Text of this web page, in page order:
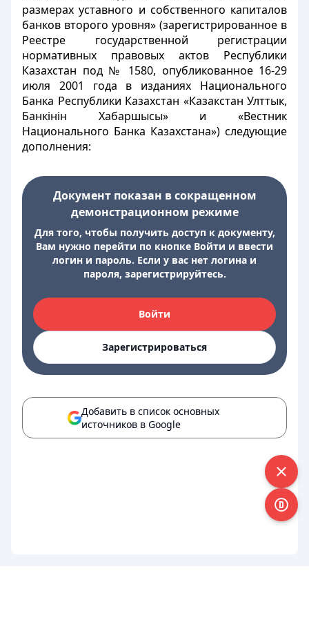
размерах уставного и собственного капиталов
банков второго уровня» (зарегистрированное в
Реестре государственной регистрации
нормативных правовых актов Республики
Казахстан под № 1580, опубликованное 16-29
июля 2001 года в изданиях Национального
Банка Республики Казахстан «Казакстан Улттык,
Банкінін Хабаршысы» и «Вестник
Национального Банка Казахстана») следующие
дополнения:
Документ показан в сокращенном
демонстрационном режиме
Для того, чтобы получить доступ к документу,
Вам нужно перейти по кнопке Войти и ввести
логин и пароль. Если у вас нет логина и
пароля, зарегистрируйтесь.
Войти
Зарегистрироваться
Добавить в список основных
источников в Google